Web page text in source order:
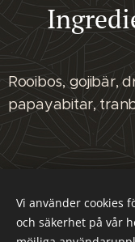
🌿
Rooibos, gojibär,
papayabitar,
Malmö Tehus -
Vi använder cookies
och säkerhet på vår